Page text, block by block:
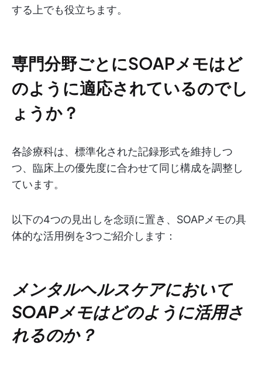
する上でも役立ちます。
専門分野ごとにSOAPメモはど
のように適応されているのでし
ょうか？
各診療科は、標準化された記録形式を維持しつ
つ、臨床上の優先度に合わせて同じ構成を調整し
ています。
以下の4つの見出しを念頭に置き、SOAPメモの具
体的な活用例を3つご紹介します：
メンタルヘルスケアにおいて
SOAPメモはどのように活用さ
れるのか？